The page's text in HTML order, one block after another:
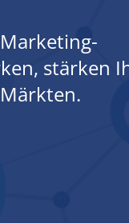
stärken